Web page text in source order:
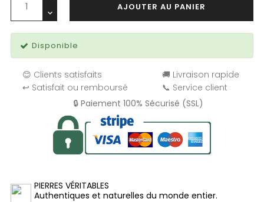
AJOUTER AU PANIER
Disponible
😊 Clients satisfaits
🚚 Livraison rapide
↩️ Satisfait ou remboursé
📞 Service client
🔒 Paiement 100% Sécurisé (SSL)
PIERRES VÉRITABLES
Authentiques et naturelles du monde entier.